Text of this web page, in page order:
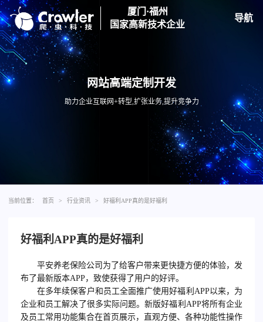
厦门·福州
国家高新技术企业
导航
网站高端定制开发
助力企业互联网+转型,扩张业务,提升竞争力
当前位置： 首页 > 行业资讯 > 好福利APP真的是好福利
好福利APP真的是好福利
平安养老保险公司为了给客户带来更快捷方便的体验，发
布了最新版本APP，致使获得了用户的好评。
在多年续保客户和员工全面推广使用好福利APP以来，为
企业和员工解决了很多实际问题。新版好福利APP将所有企业
及员工常用功能集合在首页展示，直观方便、各种功能性操作